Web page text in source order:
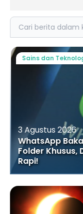
Search
3 Agustus 2026
WhatsApp
Folder
Rapi!
Sains dan